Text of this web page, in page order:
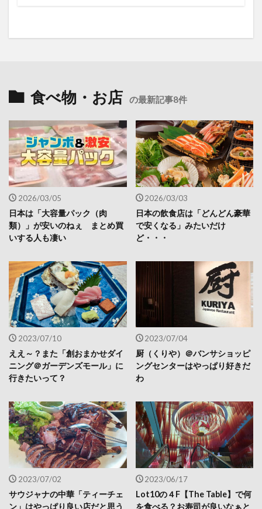
食べ物・お店 の最新記事8件
2026/03/05
日本は「大容量パック（肉
類）」が安いのねぇ まとめ買
いする人も凄い
2026/03/03
日本の飲食店は「どんどん豪華
で安くなる」みたいだけ
ど・・・
2023/07/10
ええ～？また「創おまかせダイ
ニング＠ガーデンズモール」に
行きたいって？
2023/07/04
厨（くりや）＠バンサショッピ
ングセンターはやっぱり好きだ
わ
2023/07/02
サウジャナの中華「ティーチェ
ン」はやっぱり良い店だと思う
2023/06/17
Lot10の４F【The Table】で何
を食べる？お寿司が良いなぁと